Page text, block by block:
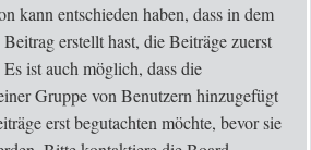
kann entschieden haben, dass in dem
erstellt hast, die Beiträge zuerst
ist auch möglich, dass die
Gruppe von Benutzern hinzugefügt
erst begutachten möchte, bevor sie